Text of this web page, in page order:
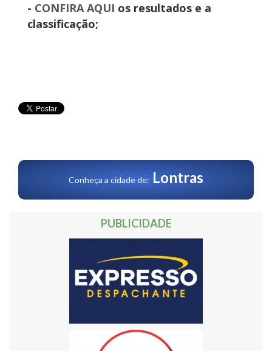
- CONFIRA AQUI os resultados e a
classificação;
Conheça a cidade de: Lontras
PUBLICIDADE